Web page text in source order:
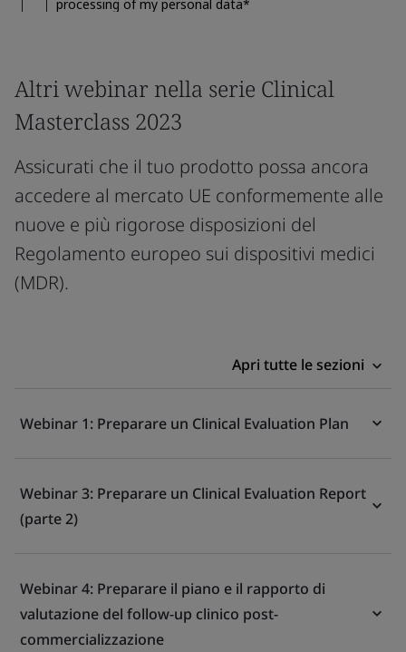
Altri webinar nella serie Clinical
Masterclass 2023
Assicurati che il tuo prodotto possa ancora
accedere al mercato UE conformemente alle
nuove e più rigorose disposizioni del
Regolamento europeo sui dispositivi medici
(MDR).
Apri tutte le sezioni
Webinar 1: Preparare un Clinical Evaluation Plan
Webinar 3: Preparare un Clinical Evaluation Report
(parte 2)
Webinar 4: Preparare il piano e il rapporto di
valutazione del follow-up clinico post-
commercializzazione